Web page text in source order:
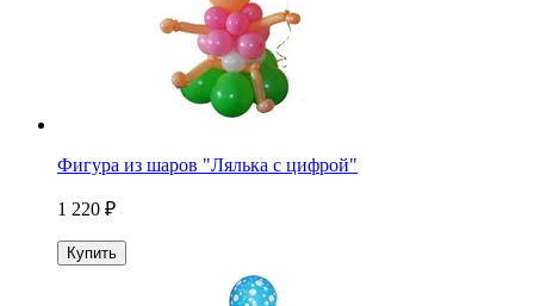
Фигура из шаров "Лялька с цифрой"
1 220 ₽
Купить